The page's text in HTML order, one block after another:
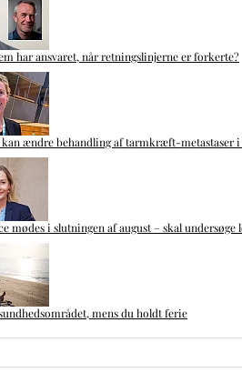
har ansvaret, når retningslinjerne er forkerte?
ændre behandling af tarmkræft-metastaser i
mødes i slutningen af august – skal undersøge
mens du holdt ferie